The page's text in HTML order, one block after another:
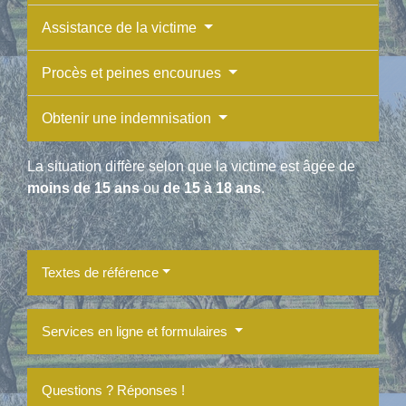
Assistance de la victime
Procès et peines encourues
Obtenir une indemnisation
La situation diffère selon que la victime est âgée de
moins de 15 ansoude 15 à 18 ans.
Textes de référence
Services en ligne et formulaires
Questions ? Réponses !